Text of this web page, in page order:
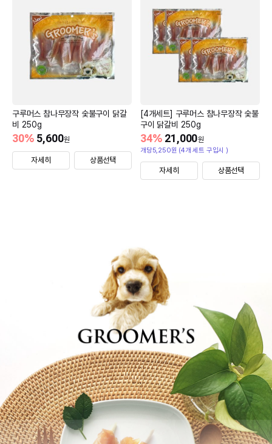
구루머스 참나무장작 숯불구이 닭갈
비 250g
5,600원
30%
자세히 상품선택
[4개세트] 구루머스 참나무장작 숯불
구이 닭갈비 250g
21,000원
34%
개당5,250원 (4개 세트 구입시 )
자세히 상품선택